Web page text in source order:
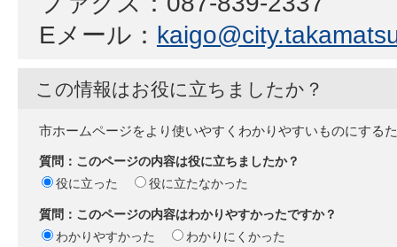
Eメール：
この情報はお役に立ちましたか？
市ホームページをより使いやすくわかりやすいものにする
質問：このページの内容は役に立ちましたか？
役に立った
役に立たなかった
質問：このページの内容はわかりやすかったですか？
わかりやすかった
わかりにくかった